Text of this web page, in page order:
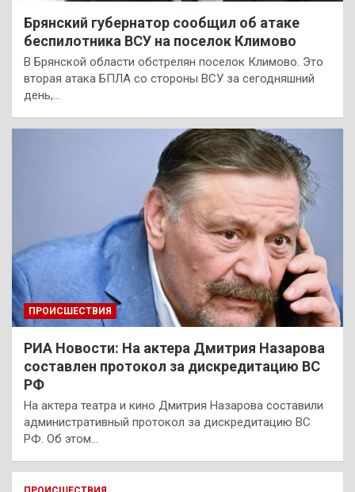
Брянский губернатор сообщил об атаке
беспилотника ВСУ на поселок Климово
В Брянской области обстрелян поселок Климово. Это
вторая атака БПЛА со стороны ВСУ за сегодняшний
день,…
ПРОИСШЕСТВИЯ
РИА Новости: На актера Дмитрия Назарова
составлен протокол за дискредитацию ВС
РФ
На актера театра и кино Дмитрия Назарова составили
административный протокол за дискредитацию ВС
РФ. Об этом…